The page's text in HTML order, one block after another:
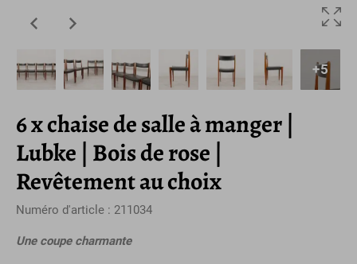
+5
6 x chaise de salle à manger |
Lubke | Bois de rose |
Revêtement au choix
Numéro d'article : 211034
Une coupe charmante